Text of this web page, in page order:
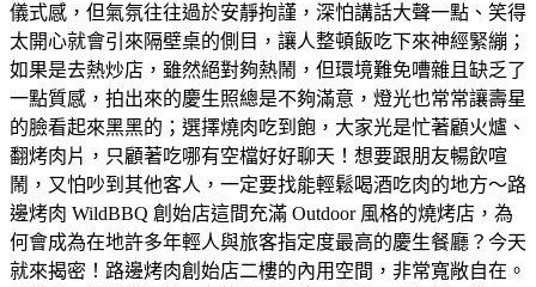
儀式感，但氣氛往往過於安靜拘謹，深怕講話大聲一點、笑得
太開心就會引來隔壁桌的側目，讓人整頓飯吃下來神經緊繃；
如果是去熱炒店，雖然絕對夠熱鬧，但環境難免嘈雜且缺乏了
一點質感，拍出來的慶生照總是不夠滿意，燈光也常常讓壽星
的臉看起來黑黑的；選擇燒肉吃到飽，大家光是忙著顧火爐、
翻烤肉片，只顧著吃哪有空檔好好聊天！想要跟朋友暢飲喧
鬧，又怕吵到其他客人，一定要找能輕鬆喝酒吃肉的地方～路
邊烤肉 WildBBQ 創始店這間充滿 Outdoor 風格的燒烤店，為
何會成為在地許多年輕人與旅客指定度最高的慶生餐廳？今天
就來揭密！路邊烤肉創始店二樓的內用空間，非常寬敞自在。